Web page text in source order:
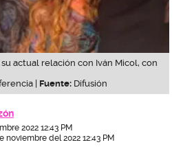
actual relación con Iván Micol, con
| Fuente: Difusión
2022 12:43 PM
noviembre del 2022 12:43 PM